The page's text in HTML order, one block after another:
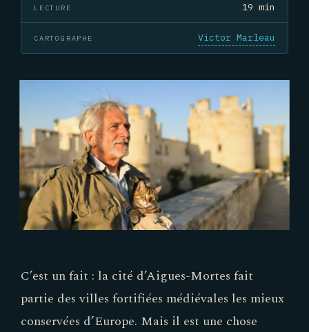
LECTURE 19 min
CARTOGRAPHE Victor Marleau
C’est un fait : la cité d’Aigues-Mortes fait
partie des villes fortifiées médiévales les mieux
conservées d’Europe. Mais il est une chose